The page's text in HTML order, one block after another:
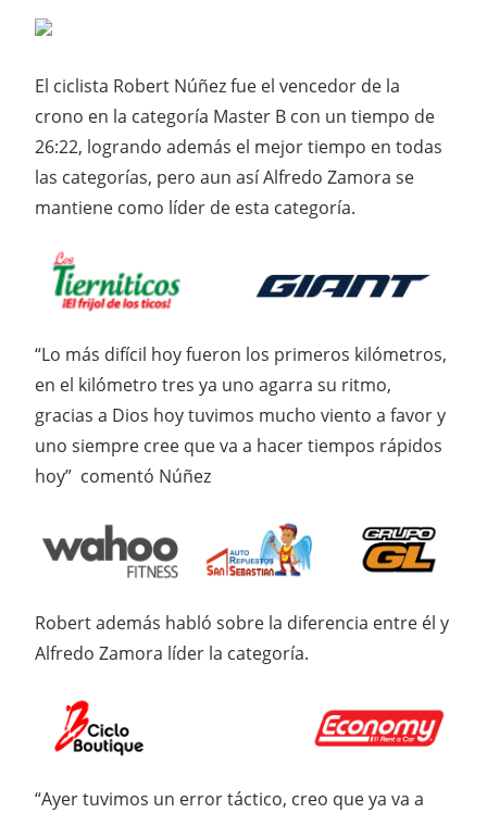
El ciclista Robert Núñez fue el vencedor de la
crono en la categoría Master B con un tiempo de
26:22, logrando además el mejor tiempo en todas
las categorías, pero aun así Alfredo Zamora se
mantiene como líder de esta categoría.
“Lo más difícil hoy fueron los primeros kilómetros,
en el kilómetro tres ya uno agarra su ritmo,
gracias a Dios hoy tuvimos mucho viento a favor y
uno siempre cree que va a hacer tiempos rápidos
hoy” comentó Núñez
Robert además habló sobre la diferencia entre él y
Alfredo Zamora líder la categoría.
“Ayer tuvimos un error táctico, creo que ya va a